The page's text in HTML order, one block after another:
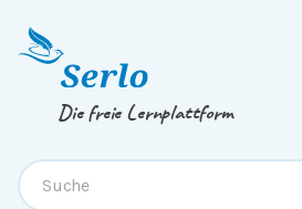
Springe zum
Die freie Lernplattform